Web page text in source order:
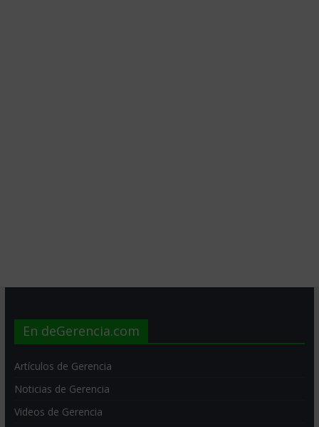
En deGerencia.com
Artículos de Gerencia
Noticias de Gerencia
Videos de Gerencia